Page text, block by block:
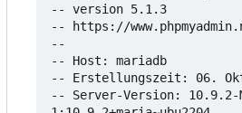
-- version 5.1.3
-- https://
--
-- Host: mariadb
-- Erstellungszeit: 06. Okt
-- Server-Version: 10.9.2-